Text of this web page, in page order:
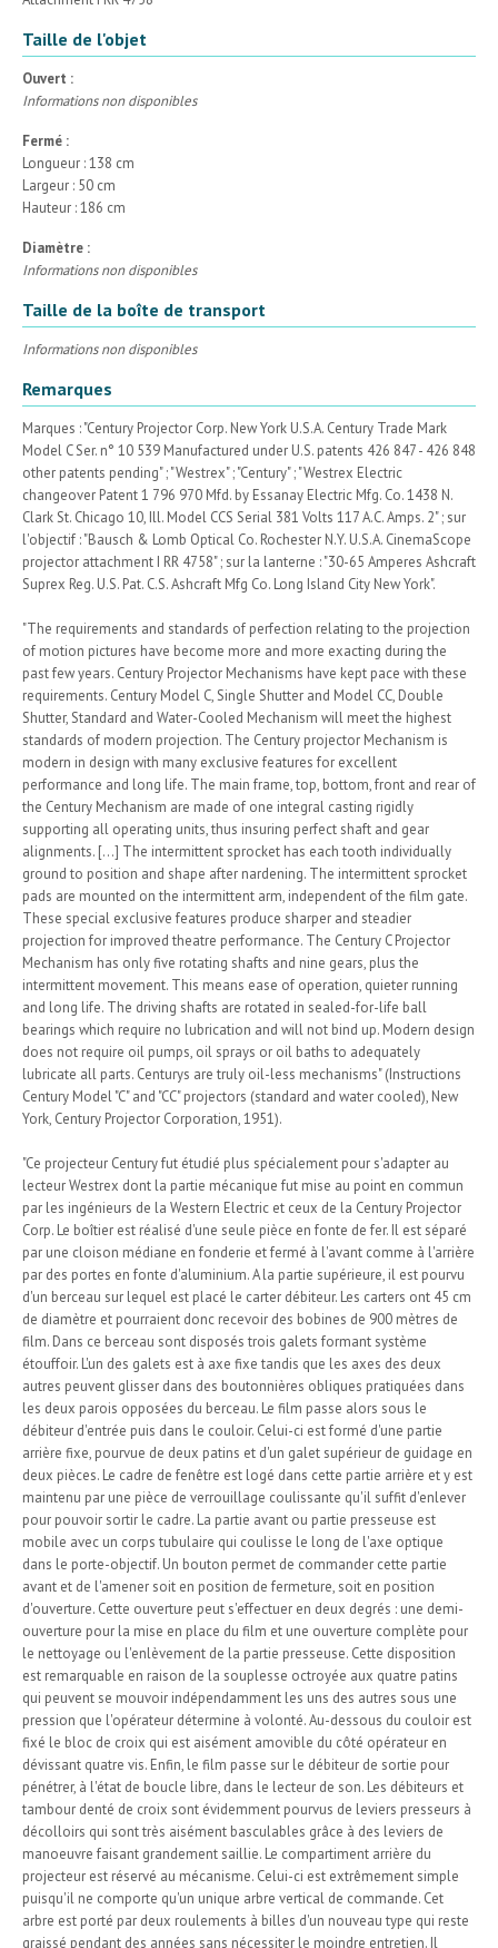
Taille de l'objet
Ouvert :
Informations non disponibles
Fermé :
Longueur : 138 cm
Largeur : 50 cm
Hauteur : 186 cm
Diamètre :
Informations non disponibles
Taille de la boîte de transport
Informations non disponibles
Remarques
Marques : "Century Projector Corp. New York U.S.A. Century Trade Mark
Model C Ser. n° 10 539 Manufactured under U.S. patents 426 847 - 426 848
other patents pending" ; "Westrex" ; "Century" ; "Westrex Electric
changeover Patent 1 796 970 Mfd. by Essanay Electric Mfg. Co. 1438 N.
Clark St. Chicago 10, Ill. Model CCS Serial 381 Volts 117 A.C. Amps. 2" ; sur
l'objectif : "Bausch & Lomb Optical Co. Rochester N.Y. U.S.A. CinemaScope
projector attachment I RR 4758" ; sur la lanterne : "30-65 Amperes Ashcraft
Suprex Reg. U.S. Pat. C.S. Ashcraft Mfg Co. Long Island City New York".
"The requirements and standards of perfection relating to the projection
of motion pictures have become more and more exacting during the
past few years. Century Projector Mechanisms have kept pace with these
requirements. Century Model C, Single Shutter and Model CC, Double
Shutter, Standard and Water-Cooled Mechanism will meet the highest
standards of modern projection. The Century projector Mechanism is
modern in design with many exclusive features for excellent
performance and long life. The main frame, top, bottom, front and rear of
the Century Mechanism are made of one integral casting rigidly
supporting all operating units, thus insuring perfect shaft and gear
alignments. [...] The intermittent sprocket has each tooth individually
ground to position and shape after nardening. The intermittent sprocket
pads are mounted on the intermittent arm, independent of the film gate.
These special exclusive features produce sharper and steadier
projection for improved theatre performance. The Century C Projector
Mechanism has only five rotating shafts and nine gears, plus the
intermittent movement. This means ease of operation, quieter running
and long life. The driving shafts are rotated in sealed-for-life ball
bearings which require no lubrication and will not bind up. Modern design
does not require oil pumps, oil sprays or oil baths to adequately
lubricate all parts. Centurys are truly oil-less mechanisms" (Instructions
Century Model "C" and "CC" projectors (standard and water cooled), New
York, Century Projector Corporation, 1951).
"Ce projecteur Century fut étudié plus spécialement pour s'adapter au
lecteur Westrex dont la partie mécanique fut mise au point en commun
par les ingénieurs de la Western Electric et ceux de la Century Projector
Corp. Le boîtier est réalisé d'une seule pièce en fonte de fer. Il est séparé
par une cloison médiane en fonderie et fermé à l'avant comme à l'arrière
par des portes en fonte d'aluminium. A la partie supérieure, il est pourvu
d'un berceau sur lequel est placé le carter débiteur. Les carters ont 45 cm
de diamètre et pourraient donc recevoir des bobines de 900 mètres de
film. Dans ce berceau sont disposés trois galets formant système
étouffoir. L'un des galets est à axe fixe tandis que les axes des deux
autres peuvent glisser dans des boutonnières obliques pratiquées dans
les deux parois opposées du berceau. Le film passe alors sous le
débiteur d'entrée puis dans le couloir. Celui-ci est formé d'une partie
arrière fixe, pourvue de deux patins et d'un galet supérieur de guidage en
deux pièces. Le cadre de fenêtre est logé dans cette partie arrière et y est
maintenu par une pièce de verrouillage coulissante qu'il suffit d'enlever
pour pouvoir sortir le cadre. La partie avant ou partie presseuse est
mobile avec un corps tubulaire qui coulisse le long de l'axe optique
dans le porte-objectif. Un bouton permet de commander cette partie
avant et de l'amener soit en position de fermeture, soit en position
d'ouverture. Cette ouverture peut s'effectuer en deux degrés : une demi-
ouverture pour la mise en place du film et une ouverture complète pour
le nettoyage ou l'enlèvement de la partie presseuse. Cette disposition
est remarquable en raison de la souplesse octroyée aux quatre patins
qui peuvent se mouvoir indépendamment les uns des autres sous une
pression que l'opérateur détermine à volonté. Au-dessous du couloir est
fixé le bloc de croix qui est aisément amovible du côté opérateur en
dévissant quatre vis. Enfin, le film passe sur le débiteur de sortie pour
pénétrer, à l'état de boucle libre, dans le lecteur de son. Les débiteurs et
tambour denté de croix sont évidemment pourvus de leviers presseurs à
décolloirs qui sont très aisément basculables grâce à des leviers de
manoeuvre faisant grandement saillie. Le compartiment arrière du
projecteur est réservé au mécanisme. Celui-ci est extrêmement simple
puisqu'il ne comporte qu'un unique arbre vertical de commande. Cet
arbre est porté par deux roulements à billes d'un nouveau type qui reste
graissé pendant des années sans nécessiter le moindre entretien. Il